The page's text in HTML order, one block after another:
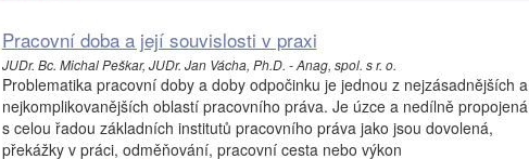
Pracovní doba a její souvislosti v praxi
JUDr. Bc. Michal Peškar, JUDr. Jan Vácha, Ph.D. - Anag, spol. s r. o.
Problematika pracovní doby a doby odpočinku je jednou z nejzásadnějších a
nejkomplikovanějších oblastí pracovního práva. Je úzce a nedílně propojená
s celou řadou základních institutů pracovního práva jako jsou dovolená,
překážky v práci, odměňování, pracovní cesta nebo výkon